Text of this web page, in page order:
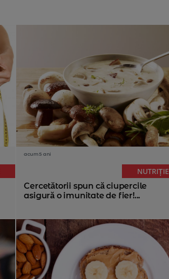
acum 5 ani
NUTRIȚIE
Cercetătorii spun că ciupercile
asigură o imunitate de fier!...